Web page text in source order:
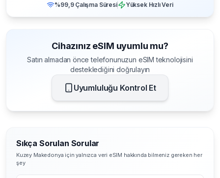
%99,9 Çalışma Süresi Yüksek Hızlı Veri
Cihazınız eSIM uyumlu mu?
Satın almadan önce telefonunuzun eSIM teknolojisini
desteklediğini doğrulayın
Uyumluluğu Kontrol Et
Sıkça Sorulan Sorular
Kuzey Makedonya için yalnızca veri eSIM hakkında bilmeniz gereken her
şey